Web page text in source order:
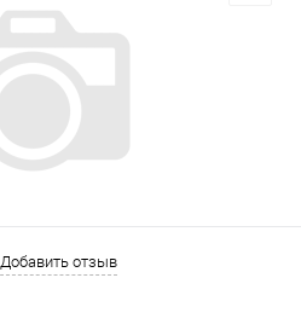
Добавить отзыв